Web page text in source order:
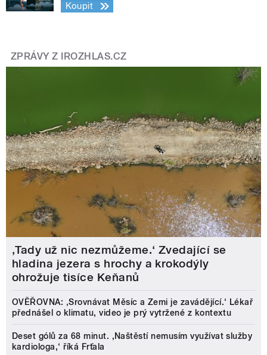
Koupit
ZPRÁVY Z IROZHLAS.CZ
‚Tady už nic nezmůžeme.‘ Zvedající se
hladina jezera s hrochy a krokodýly
ohrožuje tisíce Keňanů
OVĚŘOVNA: ‚Srovnávat Měsíc a Zemi je zavádějící.‘ Lékař
přednášel o klimatu, video je prý vytržené z kontextu
Deset gólů za 68 minut. ,Naštěstí nemusím využívat služby
kardiologa,‘ říká Frťala